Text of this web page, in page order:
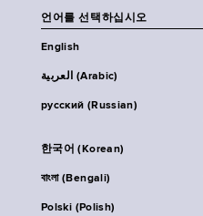
언어를 선택하십시오
English
العربية (Arabic)
русский (Russian)
한국어 (Korean)
বাংলা (Bengali)
Polski (Polish)